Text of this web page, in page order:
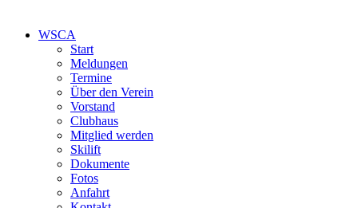
WSCA
Start
Meldungen
Termine
Über den Verein
Vorstand
Clubhaus
Mitglied werden
Skilift
Dokumente
Fotos
Anfahrt